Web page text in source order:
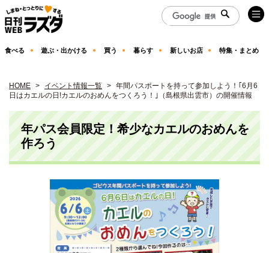
食べる 遊ぶ・出かける 買う 暮らす 新しいお店 特集・まとめ
HOME イベント情報一覧
年間パスポートを持って参加しよう！｢6月6
日はカエルの日!カエルのおめんをつくろう！｣（島根県出雲市）の開催情報
年パス会員限定！希少なカエルのおめんを
作ろう